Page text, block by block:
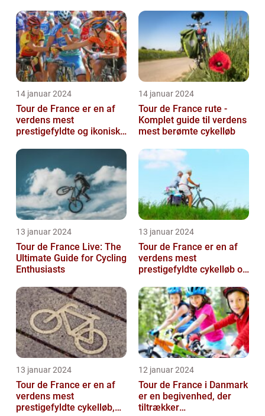
14 januar 2024
Tour de France er en af
verdens mest
prestigefyldte og ikoniske
millioner a...
14 januar 2024
Tour de France rute -
Komplet guide til verdens
mest berømte cykelløb
13 januar 2024
Tour de France Live: The
Ultimate Guide for Cycling
Enthusiasts
13 januar 2024
Tour de France er en af
verdens mest
prestigefyldte cykelløb og
begivenhed siden ...
13 januar 2024
Tour de France er en af
verdens mest
prestigefyldte cykelløb,
12 januar 2024
Tour de France i Danmark
er en begivenhed, der
tiltrækker